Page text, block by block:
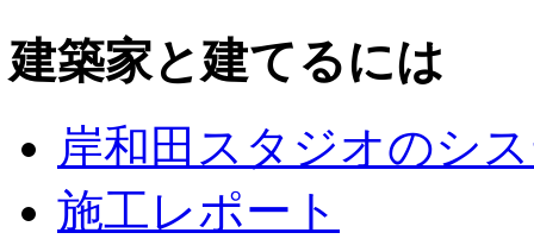
建築家と建てるには
岸和田スタジオのシ
施工レポート